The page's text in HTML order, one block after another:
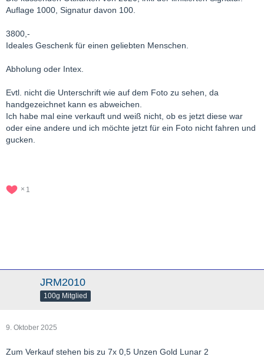
Auflage 1000, Signatur davon 100.
3800,-
Ideales Geschenk für einen geliebten Menschen.
Abholung oder Intex.
Evtl. nicht die Unterschrift wie auf dem Foto zu sehen, da
handgezeichnet kann es abweichen.
Ich habe mal eine verkauft und weiß nicht, ob es jetzt diese war
oder eine andere und ich möchte jetzt für ein Foto nicht fahren und
gucken.
1
JRM2010
100g Mitglied
9. Oktober 2025
Zum Verkauf stehen bis zu 7x 0,5 Unzen Gold Lunar 2